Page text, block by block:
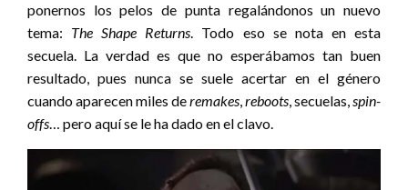
ponernos los pelos de punta regalándonos un nuevo
tema: The Shape Returns. Todo eso se nota en esta
secuela. La verdad es que no esperábamos tan buen
resultado, pues nunca se suele acertar en el género
cuando aparecen miles deremakes,reboots, secuelas,spin-
offs… pero aquí se le ha dado en el clavo.